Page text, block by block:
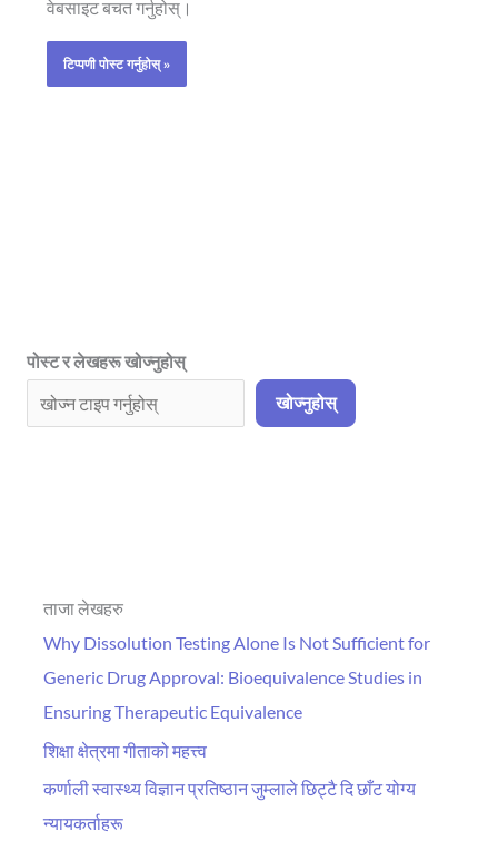
वेबसाइट बचत गर्नुहोस्।
पोस्ट र लेखहरू खोज्नुहोस्
खोज्नुहोस्
ताजा लेखहरु
Why Dissolution Testing Alone Is Not Sufficient for
Generic Drug Approval: Bioequivalence Studies in
Ensuring Therapeutic Equivalence
शिक्षा क्षेत्रमा गीताको महत्त्व
कर्णाली स्वास्थ्य विज्ञान प्रतिष्ठान जुम्लाले छिट्टै दि छाँट योग्य
न्यायकर्ताहरू